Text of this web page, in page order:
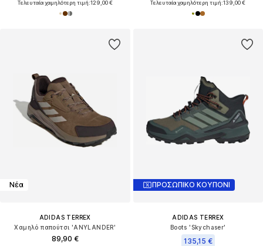
Τελευταία χαμηλότερη τιμή:129,00 € Τελευταία χαμηλότερη τιμή:139,00 €
Νέα
ADIDAS TERREX
Χαμηλό παπούτσι 'ANYLANDER'
89,90 €
ΠΡΟΣΩΠΙΚΟ ΚΟΥΠΟΝΙ
ADIDAS TERREX
Boots 'Skychaser'
135,15 €